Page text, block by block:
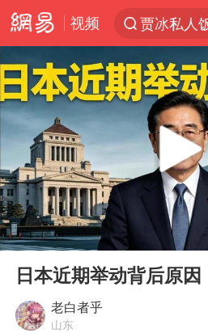
视频
贾冰私人
路虎卫士
上海鼓励
多地银行
朱一龙的
5万元以下
Play
00:00
日本近期举动背后原因
老白者乎
山东